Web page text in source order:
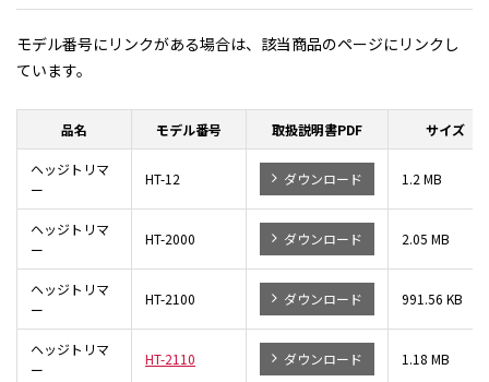
モデル番号にリンクがある場合は、該当商品のページにリンクし
ています。
品名 モデル番号 取扱説明書PDF サイズ
ヘッジトリマ
ー
HT-12 ダウンロード 1.2 MB
ヘッジトリマ
ー
HT-2000 ダウンロード 2.05 MB
ヘッジトリマ
ー
HT-2100 ダウンロード 991.56 KB
ヘッジトリマ
ー
HT-2110 ダウンロード 1.18 MB